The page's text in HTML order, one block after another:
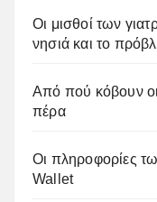
Οι μισθοί των
νησιά και το
Από πού κόβουν
πέρα
Οι πληροφορίες
Wallet